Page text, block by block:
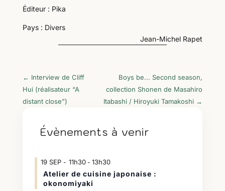
Éditeur : Pika
Pays : Divers
Jean-Michel Rapet
← Interview de Cliff
Hui (réalisateur “A
distant close”)
Boys be... Second season,
collection Shonen de Masahiro
Itabashi / Hiroyuki Tamakoshi →
Évènements à venir
19 SEP 11h30- 13h30
Atelier de cuisine japonaise :
okonomiyaki